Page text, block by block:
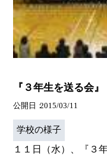
『３年生を送る会』
公開日 2015/03/11
学校の様子
１１日（水）、『３